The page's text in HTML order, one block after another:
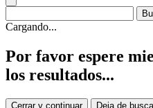
Cargando...
Por favor espere
los resultados...
Cerrar y continuar Deja de